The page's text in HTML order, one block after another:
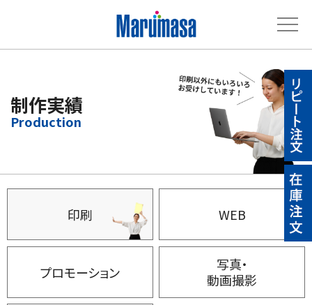
制作実績
印刷 WEB
プロモーション
写真・
動画撮影